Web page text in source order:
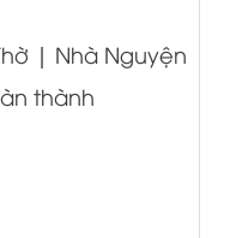
| Nhà Nguyện
thành